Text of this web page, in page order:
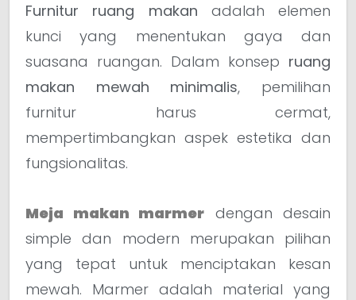
Furnitur ruang makan adalah elemen
kunci yang menentukan gaya dan
suasana ruangan. Dalam konsep ruang
makan mewah minimalis, pemilihan
furnitur harus cermat,
mempertimbangkan aspek estetika dan
fungsionalitas.
Meja makan marmer dengan desain
simple dan modern merupakan pilihan
yang tepat untuk menciptakan kesan
mewah. Marmer adalah material yang